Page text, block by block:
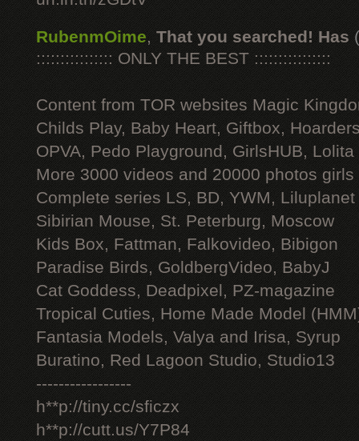
RubenmOime, That you searched! Has
:::::::::::::::: ONLY THE BEST ::::::::::::::::
Content from TOR websites Magic
Childs Play, Baby Heart, Giftbox,
OPVA, Pedo Playground, GirlsHUB, Lolita
More 3000 videos and 20000 photos
Complete series LS, BD, YWM, Liluplanet
Sibirian Mouse, St. Peterburg, Moscow
Kids Box, Fattman, Falkovideo, Bibigon
Paradise Birds, GoldbergVideo, BabyJ
Cat Goddess, Deadpixel, PZ-magazine
Tropical Cuties, Home Made Model
Fantasia Models, Valya and Irisa, Syrup
Buratino, Red Lagoon Studio, Studio13
-----------------
h**p://tiny.cc/sficzx
h**p://cutt.us/Y7P84